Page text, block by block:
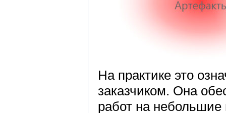
На практике это
заказчиком. Она
работ на небольшие